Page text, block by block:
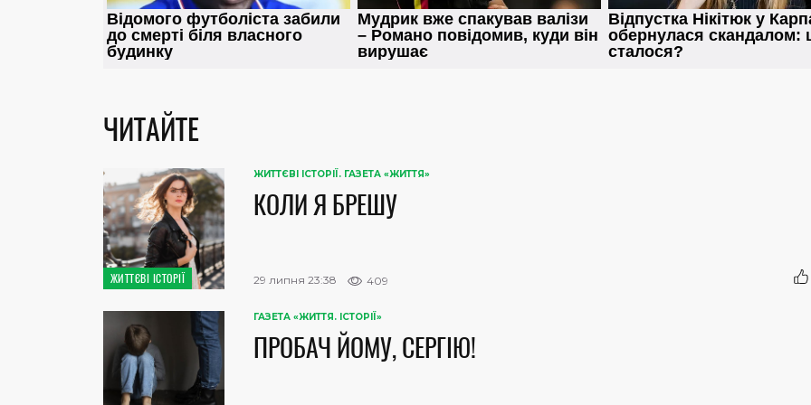
ЧИТАЙТЕ
ЖИТТЄВІ ІСТОРІЇ
ЖИТТЄВІ ІСТОРІЇ. ГАЗЕТА «ЖИТТЯ»
КОЛИ Я БРЕШУ
29 липня 23:38 409
ГАЗЕТА «ЖИТТЯ. ІСТОРІЇ»
ПРОБАЧ ЙОМУ, СЕРГІЮ!